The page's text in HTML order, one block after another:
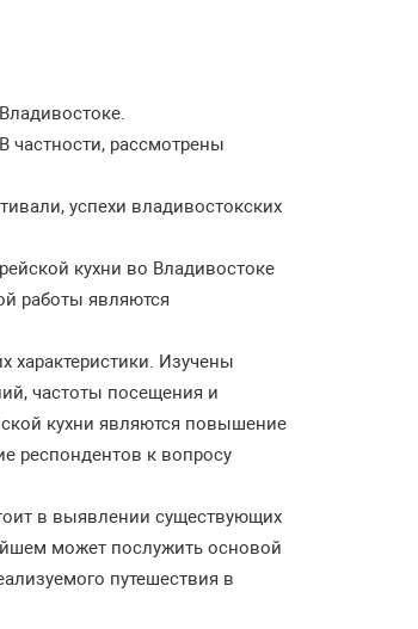
частности, рассмотрены
успехи владивостокских
кухни во Владивостоке
работы являются
характеристики. Изучены
частоты посещения и
кухни являются повышение
респондентов к вопросу
в выявлении существующих
может послужить основой
путешествия в